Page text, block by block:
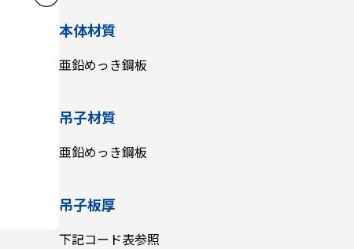
本体材質
亜鉛めっき鋼板
吊子材質
亜鉛めっき鋼板
吊子板厚
下記コード表参照